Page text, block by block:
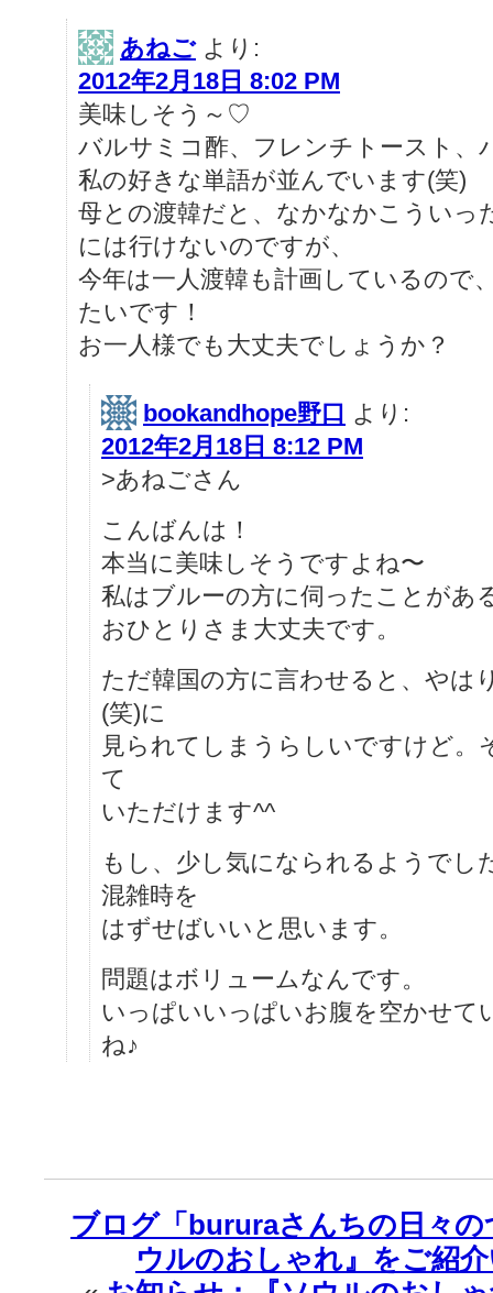
あねご より:
2012年2月18日 8:02 PM
美味しそう～♡
バルサミコ酢、フレンチトースト、
私の好きな単語が並んでいます(笑)
母との渡韓だと、なかなかこういっ
には行けないのですが、
今年は一人渡韓も計画しているので
たいです！
お一人様でも大丈夫でしょうか？
bookandhope野口 より:
2012年2月18日 8:12 PM
>あねごさん
こんばんは！
本当に美味しそうですよね〜
私はブルーの方に伺ったことがあ
おひとりさま大丈夫です。
ただ韓国の方に言わせると、やは
(笑)に
見られてしまうらしいですけど。
て
いただけます^^
もし、少し気になられるようでし
混雑時を
はずせばいいと思います。
問題はボリュームなんです。
いっぱいいっぱいお腹を空かせて
ね♪
ブログ「bururaさんちの日々
ウルのおしゃれ』をご紹